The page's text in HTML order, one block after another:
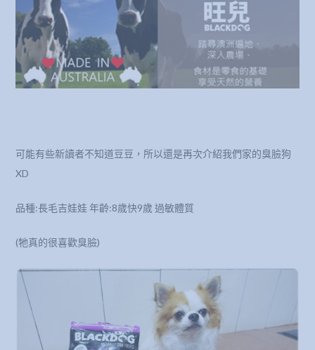
可能有些新讀者不知道豆豆，所以還是再次介紹我們家的臭臉狗
XD
品種:長毛吉娃娃 年齡:8歲快9歲 過敏體質
(牠真的很喜歡臭臉)